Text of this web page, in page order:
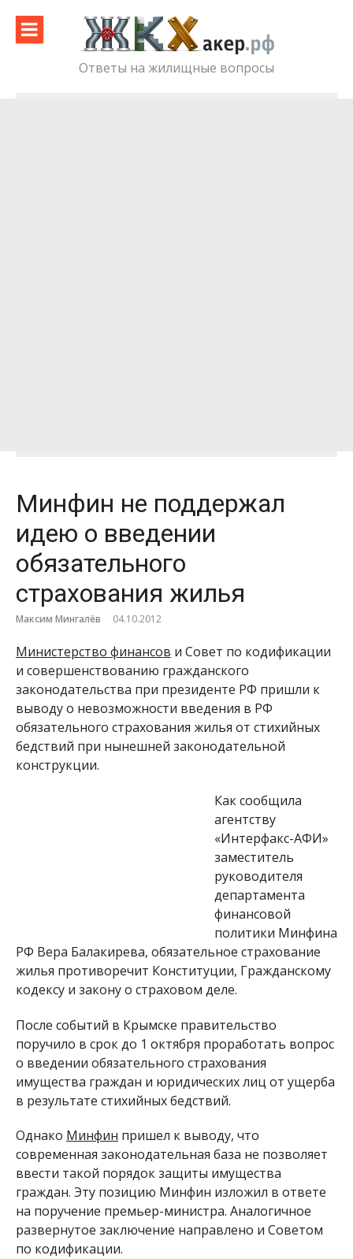
content
Ответы на жилищные вопросы
Минфин не поддержал
идею о введении
обязательного
страхования жилья
Максим Мингалёв 04.10.2012
Министерство финансов и Совет по кодификации
и совершенствованию гражданского
законодательства при президенте РФ пришли к
выводу о невозможности введения в РФ
обязательного страхования жилья от стихийных
бедствий при нынешней законодательной
конструкции.
Как сообщила
агентству
«Интерфакс-АФИ»
заместитель
руководителя
департамента
финансовой
политики Минфина
РФ Вера Балакирева, обязательное страхование
жилья противоречит Конституции, Гражданскому
кодексу и закону о страховом деле.
После событий в Крымске правительство
поручило в срок до 1 октября проработать вопрос
о введении обязательного страхования
имущества граждан и юридических лиц от ущерба
в результате стихийных бедствий.
Однако Минфин пришел к выводу, что
современная законодательная база не позволяет
ввести такой порядок защиты имущества
граждан. Эту позицию Минфин изложил в ответе
на поручение премьер-министра. Аналогичное
развернутое заключение направлено и Советом
по кодификации.